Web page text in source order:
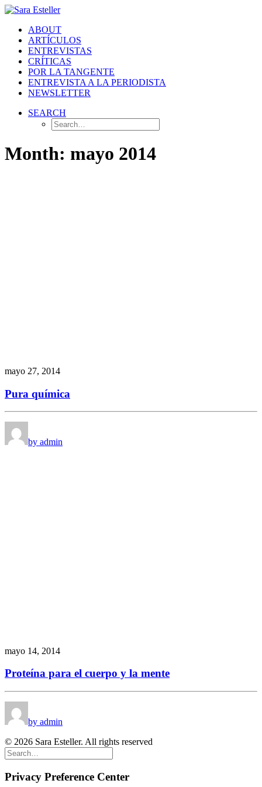
ABOUT
ARTÍCULOS
ENTREVISTAS
CRÍTICAS
POR LA TANGENTE
ENTREVISTA A LA PERIODISTA
NEWSLETTER
SEARCH
Month: mayo 2014
mayo 27, 2014
Pura química
by admin
mayo 14, 2014
Proteína para el cuerpo y la mente
by admin
© 2026 Sara Esteller. All rights reserved
Privacy Preference Center